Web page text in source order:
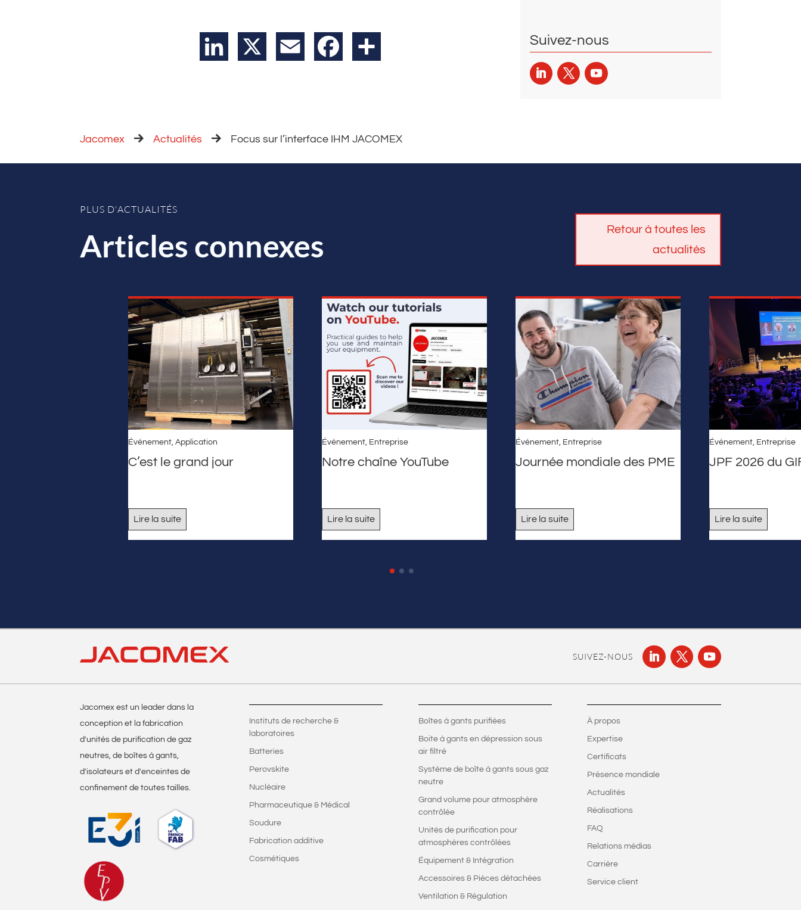
LinkedIn Email Facebook Suivez-nous
Jacomex Actualités Focus sur l’interface IHM JACOMEX
PLUS D'ACTUALITÉS
Articles connexes
Retour à toutes les
actualités
Événement,Application
C’est le grand jour
Lire la suite
Événement, Entreprise
Notre chaîne YouTube
Lire la suite
Événement, Entreprise
Journée mondiale des PME
Lire la suite
Événement, Entreprise
JPF 2026 du
Lire la suite
SUIVEZ-NOUS
Jacomex est un leader dans la
conception et la fabrication
d'unités de purification de gaz
neutres, de boîtes à gants,
d'isolateurs et d'enceintes de
confinement de toutes tailles.
Instituts de recherche &
laboratoires
Batteries
Perovskite
Nucléaire
Pharmaceutique & Médical
Soudure
Fabrication additive
Cosmétiques
Boîtes à gants purifiées
Boite à gants en dépression sous
air filtré
Système de boîte à gants sous gaz
neutre
Grand volume pour atmosphère
contrôlée
Unités de purification pour
atmosphères contrôlées
Équipement & Intégration
Accessoires & Pièces détachées
Ventilation & Régulation
À propos
Expertise
Certificats
Présence mondiale
Actualités
Réalisations
FAQ
Relations médias
Carrière
Service client